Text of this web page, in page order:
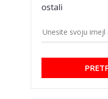
ostali